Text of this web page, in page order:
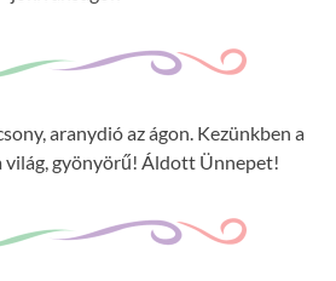
aranydió az ágon. Kezünkben a
világ, gyönyörű! Áldott Ünnepet!